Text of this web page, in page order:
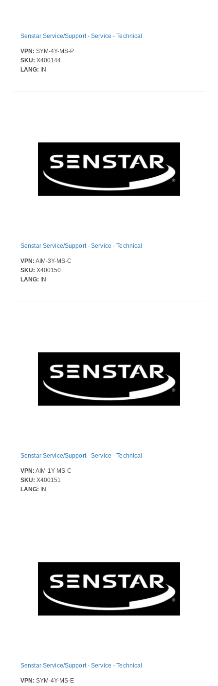
Senstar Service/Support - Service - Technical
VPN: SYM-4Y-MS-P
SKU: X400144
LANG: IN
Senstar Service/Support - Service - Technical
VPN: AIM-3Y-MS-C
SKU: X400150
LANG: IN
Senstar Service/Support - Service - Technical
VPN: AIM-1Y-MS-C
SKU: X400151
LANG: IN
Senstar Service/Support - Service - Technical
VPN: SYM-4Y-MS-E